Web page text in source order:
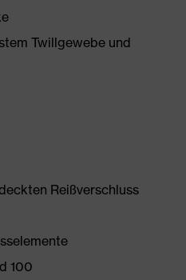
Twillgewebe und
Reißverschluss
100